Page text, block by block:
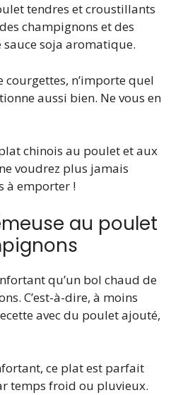
tendres et croustillants
champignons et des
soja aromatique.
courgettes, n’importe quel
aussi bien. Ne vous en
chinois au poulet et aux
voudrez plus jamais
à emporter !
au poulet
qu’un bol chaud de
C’est-à-dire, à moins
avec du poulet ajouté,
ce plat est parfait
temps froid ou pluvieux.